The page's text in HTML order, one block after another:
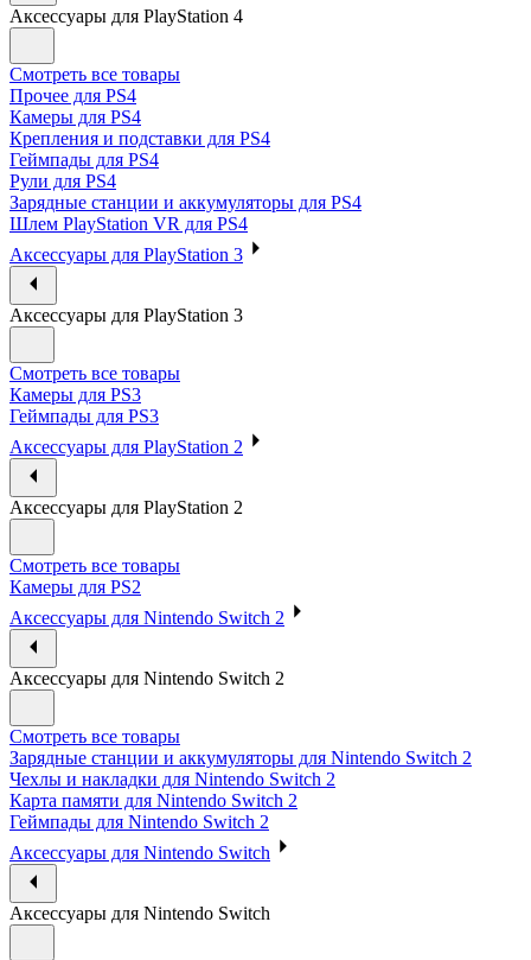
Аксессуары для PlayStation 4
Смотреть все товары
Прочее для PS4
Камеры для PS4
Крепления и подставки для PS4
Геймпады для PS4
Рули для PS4
Зарядные станции и аккумуляторы для PS4
Шлем PlayStation VR для PS4
Аксессуары для PlayStation 3
Аксессуары для PlayStation 3
Смотреть все товары
Камеры для PS3
Геймпады для PS3
Аксессуары для PlayStation 2
Аксессуары для PlayStation 2
Смотреть все товары
Камеры для PS2
Аксессуары для Nintendo Switch 2
Аксессуары для Nintendo Switch 2
Смотреть все товары
Зарядные станции и аккумуляторы для Nintendo Switch 2
Чехлы и накладки для Nintendo Switch 2
Карта памяти для Nintendo Switch 2
Геймпады для Nintendo Switch 2
Аксессуары для Nintendo Switch
Аксессуары для Nintendo Switch